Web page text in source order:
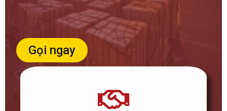
Gọi ngay